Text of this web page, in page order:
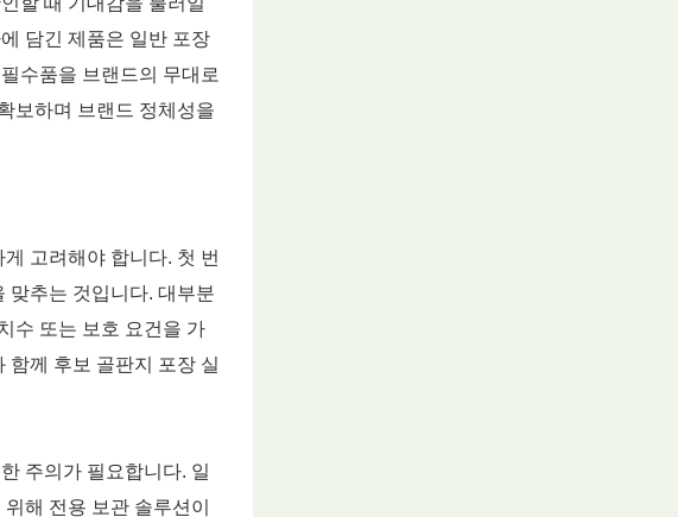
담긴 제품은 일반 포장
수품을 브랜드의 무대로
보하며 브랜드 정체성을
고려해야 합니다. 첫 번
맞추는 것입니다. 대부분
수 또는 보호 요건을 가
함께 후보 골판지 포장 실
주의가 필요합니다. 일
해 전용 보관 솔루션이